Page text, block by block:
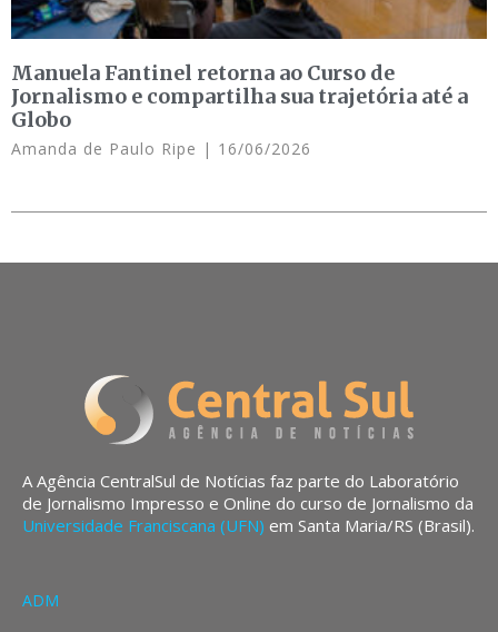
Manuela Fantinel retorna ao Curso de
Jornalismo e compartilha sua trajetória até a
Globo
Amanda de Paulo Ripe 16/06/2026
A Agência CentralSul de Notícias faz parte do Laboratório
de Jornalismo Impresso e Online do curso de Jornalismo da
Universidade Franciscana (UFN) em Santa Maria/RS (Brasil).
ADM